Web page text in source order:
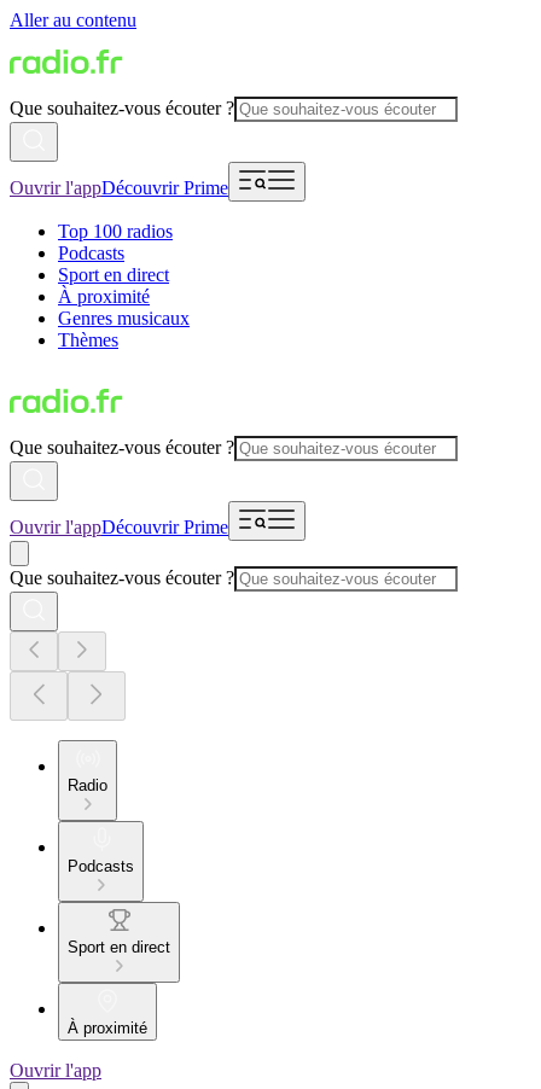
Aller au contenu
Que souhaitez-vous écouter ?
Ouvrir l'appDécouvrir Prime
Top 100 radios
Podcasts
Sport en direct
À proximité
Genres musicaux
Thèmes
Que souhaitez-vous écouter ?
Ouvrir l'appDécouvrir Prime
Que souhaitez-vous écouter ?
Radio
Podcasts
Sport en direct
À proximité
Ouvrir l'app